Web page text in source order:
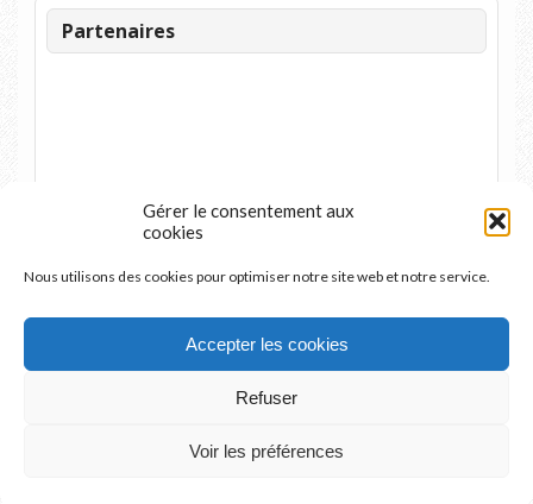
Gérer le consentement aux
cookies
Nous utilisons des cookies pour optimiser notre site web et notre service.
Accepter les cookies
Refuser
Voir les préférences
Partenaires